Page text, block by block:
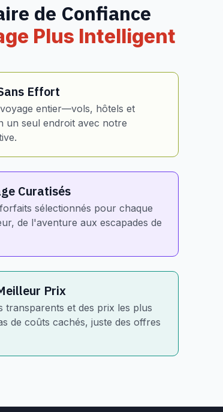
de Confiance
Plus Intelligent
Effort
entier—vols, hôtels et
un seul endroit avec notre
Curatisés
sélectionnés pour chaque
de l'aventure aux escapades de
Prix
transparents et des prix les plus
de coûts cachés, juste des offres